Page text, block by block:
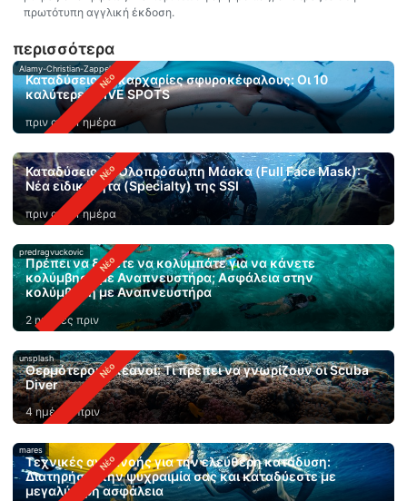
πρωτότυπη αγγλική έκδοση.
περισσότερα
Alamy-Christian-Zappel
Καταδύσεις με καρχαρίες σφυροκέφαλους: Οι 10
καλύτερες DIVE SPOTS
πριν από 1 ημέρα
Καταδύσεις με Ολοπρόσωπη Μάσκα (Full Face Mask):
Νέα ειδικότητα (Specialty) της SSI
πριν από 1 ημέρα
predragvuckovic
Πρέπει να ξέρετε να κολυμπάτε για να κάνετε
κολύμβηση με Αναπνευστήρα; Ασφάλεια στην
κολύμβηση με Αναπνευστήρα
2 ημέρες πριν
unsplash
Θερμότεροι ωκεανοί: Τι πρέπει να γνωρίζουν οι Scuba
Diver
4 ημέρες πριν
mares
Τεχνικές αναπνοής για την ελεύθερη κατάδυση:
Διατηρήστε την ψυχραιμία σας και καταδύεστε με
μεγαλύτερη ασφάλεια